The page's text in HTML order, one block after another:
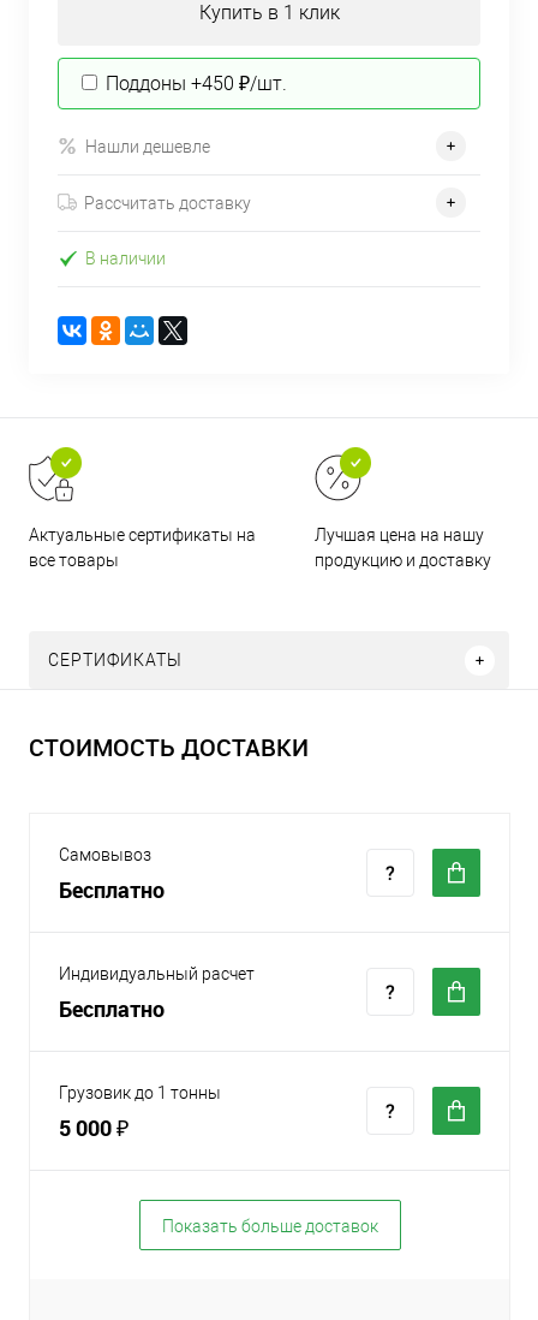
Купить в 1 клик
Поддоны +450 ₽/шт.
Нашли дешевле
Рассчитать доставку
В наличии
Актуальные сертификаты на
все товары
Лучшая цена на нашу
продукцию и доставку
СЕРТИФИКАТЫ
СТОИМОСТЬ ДОСТАВКИ
Самовывоз
Бесплатно
Индивидуальный расчет
Бесплатно
Грузовик до 1 тонны
5 000 ₽
Показать больше доставок